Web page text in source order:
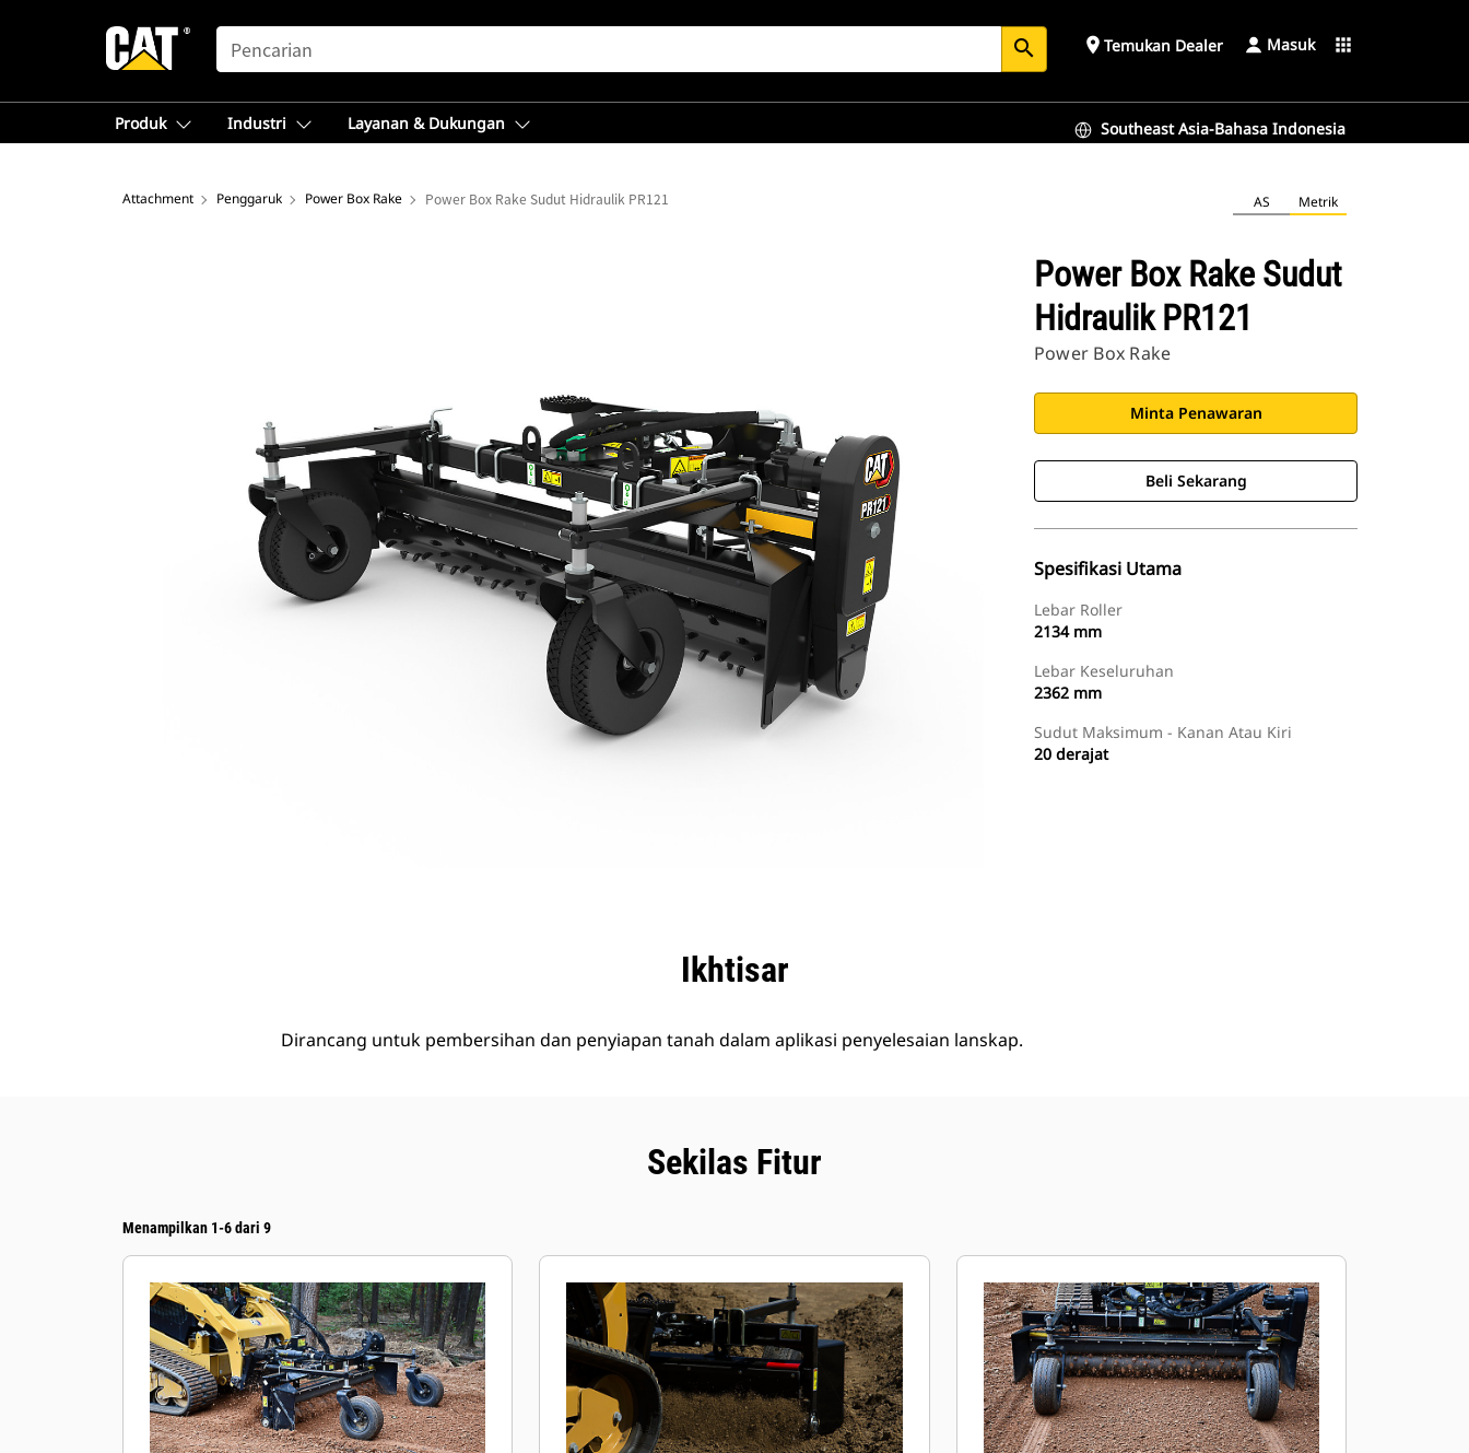
SEARCH search place Temukan Dealer Masuk apps
Produk Industri Layanan & Dukungan Southeast Asia-Bahasa Indonesia
Attachment Penggaruk Power Box Rake Power Box Rake Sudut Hidraulik PR121 AS Metrik
Power Box Rake Sudut
Hidraulik PR121
Power Box Rake
Minta Penawaran
Beli Sekarang
Spesifikasi Utama
Lebar Roller
2134 mm
Lebar Keseluruhan
2362 mm
Sudut Maksimum - Kanan Atau Kiri
20 derajat
Ikhtisar
Dirancang untuk pembersihan dan penyiapan tanah dalam aplikasi penyelesaian lanskap.
Sekilas Fitur
Menampilkan 1-6 dari 9